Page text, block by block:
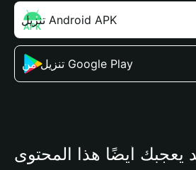
تنزيل Android APK
تنزيل من Google Play
يعجبك أيضًا هذا المحتوى